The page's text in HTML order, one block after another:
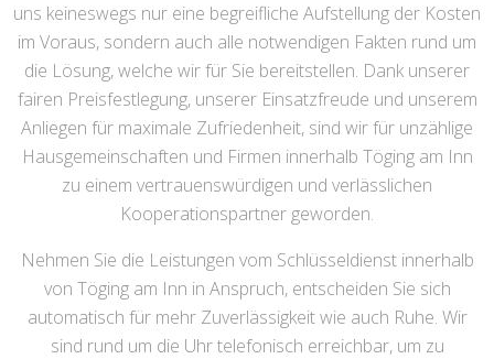
uns keineswegs nur eine begreifliche Aufstellung der Kosten
im Voraus, sondern auch alle notwendigen Fakten rund um
die Lösung, welche wir für Sie bereitstellen. Dank unserer
fairen Preisfestlegung, unserer Einsatzfreude und unserem
Anliegen für maximale Zufriedenheit, sind wir für unzählige
Hausgemeinschaften und Firmen innerhalb Töging am Inn
zu einem vertrauenswürdigen und verlässlichen
Kooperationspartner geworden.
Nehmen Sie die Leistungen vom Schlüsseldienst innerhalb
von Töging am Inn in Anspruch, entscheiden Sie sich
automatisch für mehr Zuverlässigkeit wie auch Ruhe. Wir
sind rund um die Uhr telefonisch erreichbar, um zu